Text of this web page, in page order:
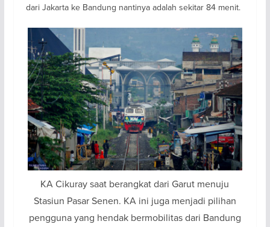
dari Jakarta ke Bandung nantinya adalah sekitar 84 menit.
KA Cikuray saat berangkat dari Garut menuju
Stasiun Pasar Senen. KA ini juga menjadi pilihan
pengguna yang hendak bermobilitas dari Bandung